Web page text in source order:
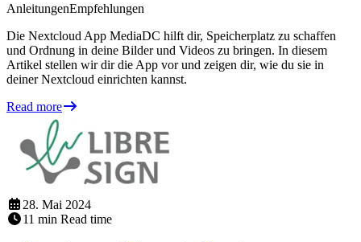
AnleitungenEmpfehlungen
Die Nextcloud App MediaDC hilft dir, Speicherplatz zu schaffen
und Ordnung in deine Bilder und Videos zu bringen. In diesem
Artikel stellen wir dir die App vor und zeigen dir, wie du sie in
deiner Nextcloud einrichten kannst.
Read more
28. Mai 2024
11 min Read time